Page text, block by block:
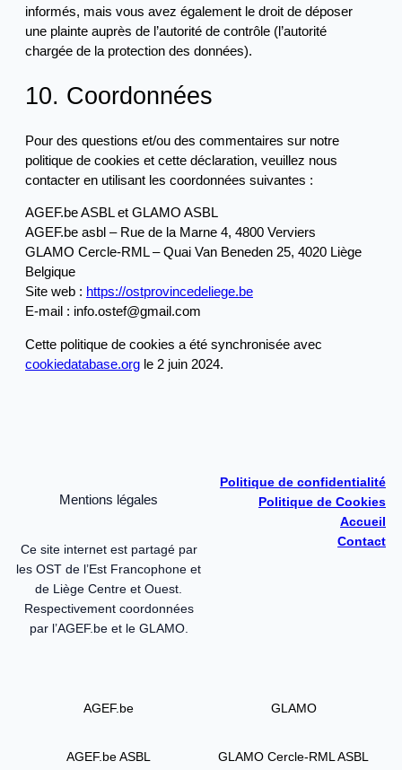
informés, mais vous avez également le droit de déposer
une plainte auprès de l’autorité de contrôle (l’autorité
chargée de la protection des données).
10. Coordonnées
Pour des questions et/ou des commentaires sur notre
politique de cookies et cette déclaration, veuillez nous
contacter en utilisant les coordonnées suivantes :
AGEF.be ASBL et GLAMO ASBL
AGEF.be asbl – Rue de la Marne 4, 4800 Verviers
GLAMO Cercle-RML – Quai Van Beneden 25, 4020 Liège
Belgique
Site web : https://ostprovincedeliege.be
E-mail : info.ostef@gmail.com
Cette politique de cookies a été synchronisée avec
cookiedatabase.org le 2 juin 2024.
Mentions légales
Ce site internet est partagé par
les OST de l’Est Francophone et
de Liège Centre et Ouest.
Respectivement coordonnées
par l’AGEF.be et le GLAMO.
Politique de confidentialité
Politique de Cookies
Accueil
Contact
AGEF.be
AGEF.be ASBL
GLAMO
GLAMO Cercle-RML ASBL